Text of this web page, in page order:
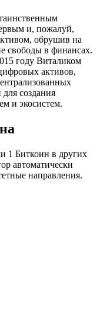
и, пожалуй,
обрушив на
свободы в финансах.
году Виталиком
активов,
создания
и экосистем.
1 Биткоин в других
автоматически
направления.